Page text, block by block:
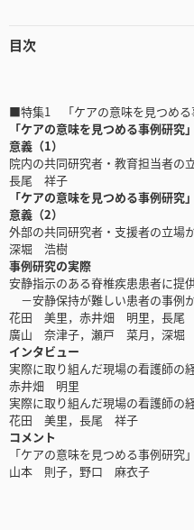
目次
■特集1 「ケアの意味を見つめる
「ケアの意味を見つめる事例研
意義（1）
院内の共同研究者・教育担当者の
長尾 祥子
「ケアの意味を見つめる事例研
意義（2）
外部の共同研究者・支援者の立場
深堀 浩樹
事例研究の実際
安静指示のある脊椎疾患患者に提
－安静保持が難しい患者の事例
花田 美里，赤井畑 明里，長尾
廣山 奈津子，瀬戸 菜月，深堀
インタビュー
実際に取り組んだ現場の看護師の
赤井畑 明里
実際に取り組んだ現場の看護師の
花田 美里，長尾 祥子
コメント
「ケアの意味を見つめる事例研究
山本 則子，野口 麻衣子